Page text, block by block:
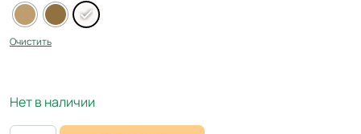
Очистить
Нет в наличии